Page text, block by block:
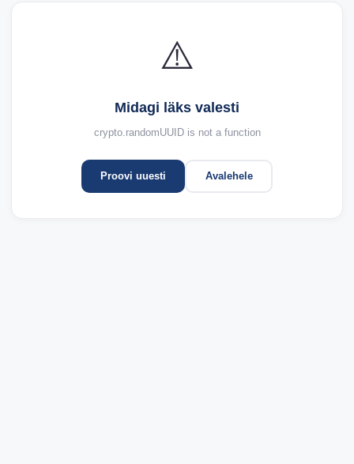
⚠️
Midagi läks valesti
crypto.randomUUID is not a function
Proovi uuesti Avalehele